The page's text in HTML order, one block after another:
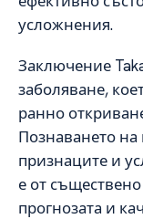
усложнения.
Заключение
заболяване,
ранно
Познаването
признаците и
е от
прогнозата и